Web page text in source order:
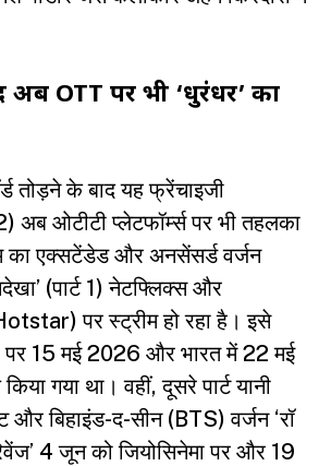
अब OTT पर भी ‘धुरंधर’ का
तोड़ने के बाद यह फ्रेंचाइजी
ओटीटी प्लेटफॉर्म्स पर भी तहलका
का एक्सटेंडेड और अनसेंसर्ड वर्जन
(पार्ट 1) नेटफ्लिक्स और
पर स्ट्रीम हो रहा है। इसे
पर 15 मई 2026 और भारत में 22 मई
गया था। वहीं, दूसरे पार्ट यानी
बिहाइंड-द-सीन (BTS) वर्जन ‘रॉ
4 जून को जियोसिनेमा पर और 19